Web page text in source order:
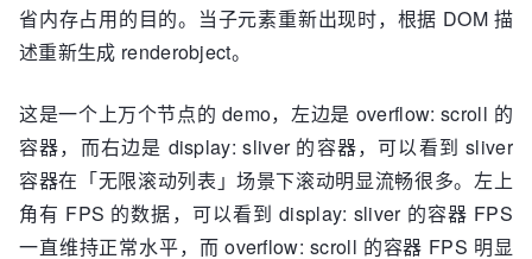
省内存占用的目的。当子元素重新出现时，根据 DOM 描
述重新生成 renderobject。
这是一个上万个节点的 demo，左边是 overflow: scroll 的
容器，而右边是 display: sliver 的容器，可以看到 sliver
容器在「无限滚动列表」场景下滚动明显流畅很多。左上
角有 FPS 的数据，可以看到 display: sliver 的容器 FPS
一直维持正常水平，而 overflow: scroll 的容器 FPS 明显